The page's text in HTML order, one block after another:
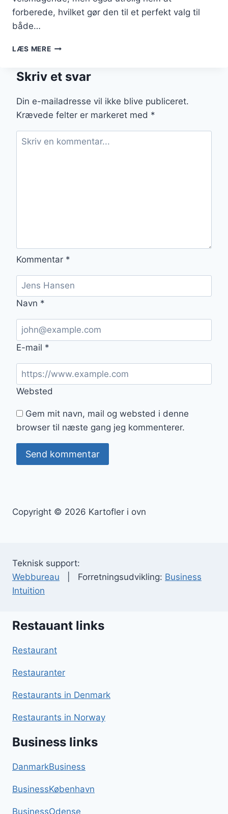
forberede, hvilket gør den til et perfekt valg til
både…
LÆS MEREKARTOFLER
MED
FOR
EN
EKSTRA
SMAGFULD
RET
Skriv et svar
Din e-mailadresse vil ikke blive publiceret.
Krævede felter er markeret med *
Kommentar *
Navn *
E-mail *
Websted
Gem mit navn, mail og websted i denne
browser til næste gang jeg kommenterer.
Copyright © 2026 Kartofler i ovn
Teknisk support:
Webbureau | Forretningsudvikling: Business
Intuition
Restauant links
Restaurant
Restauranter
Restaurants in Denmark
Restaurants in Norway
Business links
DanmarkBusiness
BusinessKøbenhavn
BusinessOdense